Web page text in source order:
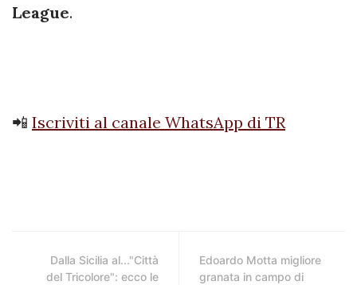
League.
📲 Iscriviti al canale WhatsApp di TR
Dalla Sicilia al..."Città
del Tricolore": ecco le
Edoardo Motta migliore
granata in campo di